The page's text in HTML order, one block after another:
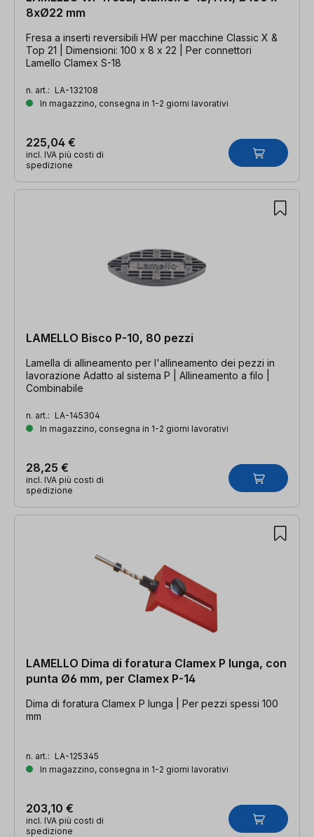
8xØ22 mm
Fresa a inserti reversibili HW per macchine Classic X &
Top 21 | Dimensioni: 100 x 8 x 22 | Per connettori
Lamello Clamex S-18
n. art.: LA-132108
In magazzino, consegna in 1-2 giorni lavorativi
225,04 €
incl. IVA più costi di
spedizione
LAMELLO Bisco P-10, 80 pezzi
Lamella di allineamento per l'allineamento dei pezzi in
lavorazione Adatto al sistema P | Allineamento a filo |
Combinabile
n. art.: LA-145304
In magazzino, consegna in 1-2 giorni lavorativi
28,25 €
incl. IVA più costi di
spedizione
LAMELLO Dima di foratura Clamex P lunga, con
punta Ø6 mm, per Clamex P-14
Dima di foratura Clamex P lunga | Per pezzi spessi 100
mm
n. art.: LA-125345
In magazzino, consegna in 1-2 giorni lavorativi
203,10 €
incl. IVA più costi di
spedizione